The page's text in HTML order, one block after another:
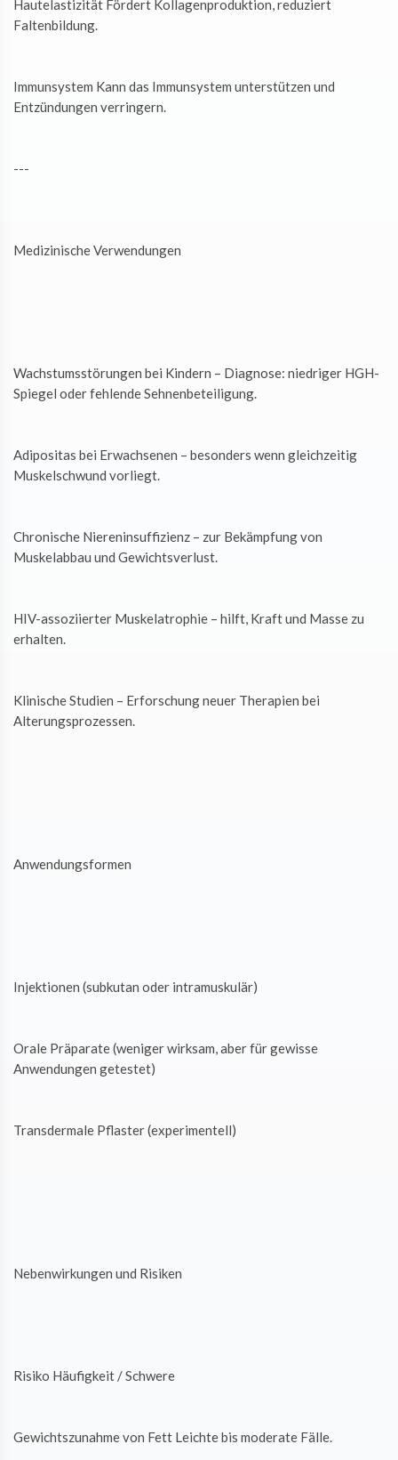
Hautelastizität Fördert Kollagenproduktion, reduziert
Faltenbildung.
Immunsystem Kann das Immunsystem unterstützen und
Entzündungen verringern.
---
Medizinische Verwendungen
Wachstumsstörungen bei Kindern – Diagnose: niedriger HGH-
Spiegel oder fehlende Sehnenbeteiligung.
Adipositas bei Erwachsenen – besonders wenn gleichzeitig
Muskelschwund vorliegt.
Chronische Niereninsuffizienz – zur Bekämpfung von
Muskelabbau und Gewichtsverlust.
HIV-assoziierter Muskelatrophie – hilft, Kraft und Masse zu
erhalten.
Klinische Studien – Erforschung neuer Therapien bei
Alterungsprozessen.
Anwendungsformen
Injektionen (subkutan oder intramuskulär)
Orale Präparate (weniger wirksam, aber für gewisse
Anwendungen getestet)
Transdermale Pflaster (experimentell)
Nebenwirkungen und Risiken
Risiko Häufigkeit / Schwere
Gewichtszunahme von Fett Leichte bis moderate Fälle.